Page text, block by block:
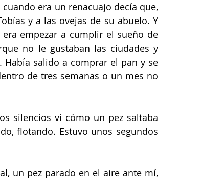
era un renacuajo decía que,
y a las ovejas de su abuelo. Y
empezar a cumplir el sueño de
no le gustaban las ciudades y
salido a comprar el pan y se
de tres semanas o un mes no
silencios vi cómo un pez saltaba
flotando. Estuvo unos segundos
un pez parado en el aire ante mí,